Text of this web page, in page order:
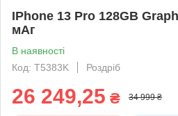
IPhone 13 Pro 128GB
мАг
В наявності
Код: T5383K
Роздріб
26 249,25 ₴ 34 999 ₴